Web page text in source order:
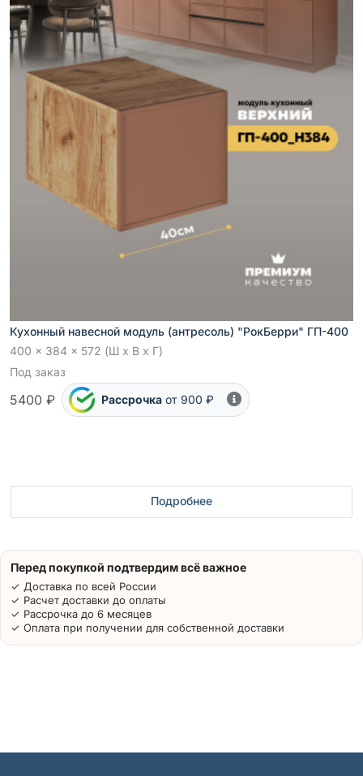
Кухонный навесной модуль (антресоль) "РокБерри" ГП-400
400 x 384 x 572 (Ш x В x Г)
Под заказ
5400 ₽ Рассрочка от 900 ₽
Подробнее
Перед покупкой подтвердим всё важное
✓ Доставка по всей России
✓ Расчет доставки до оплаты
✓ Рассрочка до 6 месяцев
✓ Оплата при получении для собственной доставки